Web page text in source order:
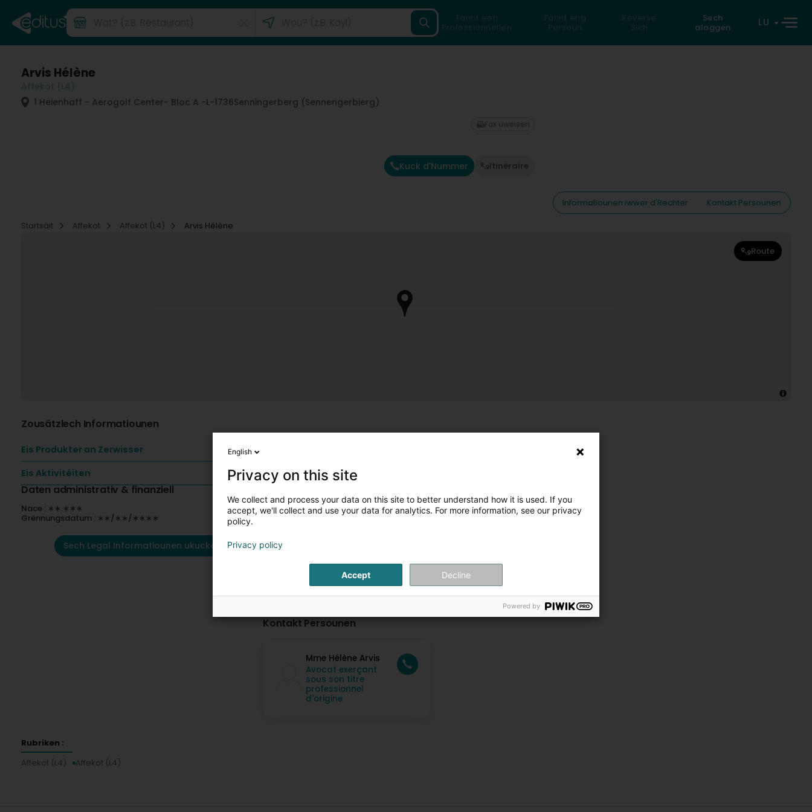
Fannt een
Professionnellen
Fannt eng
Persoun
Reverse
Sich
Sech
aloggen
LU
Arvis Hélène
1 Heienhaff - Aerogolf Center- Bloc A -L-1736Senningerberg (Sennengerbierg)
Kuck d'Nummer Itinéraire
Fax uweisen
Informatiounen iwwer d'Rechter
Kontakt Persounen
Startsäit
Affekot Affekot (L4) Arvis Hélène
Route
Zousätzlech Informatiounen
Eis Produkter an Zerwisser
Eis Aktivitéiten
Daten administrativ & finanziell
Nace : ∗∗.∗∗∗
Grënnungsdatum : ∗∗/∗∗/∗∗∗∗
Sech Legal Informatiounen ukucken
Kontakt Persounen
Mme Hélène Arvis
Avocat exerçant
sous son titre
professionnel
d'origine
Rubriken :
Affekot (L4)
Affekot (L4)
English
Privacy on this site
We collect and process your data on this site to better understand how it is used. If you
accept, we'll collect and use your data for analytics. For more information, see our privacy
policy.
Privacy policy
Accept Decline
Powered by